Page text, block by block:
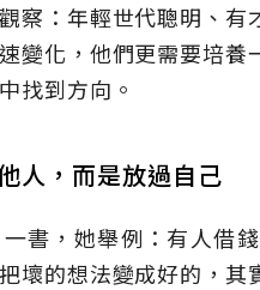
察：年輕世代聰明、
變化，他們更需要培
找到方向。
人，而是放過自己
書，她舉例：有人借
壞的想法變成好的，